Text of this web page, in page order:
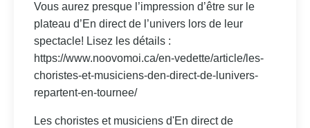
Vous aurez presque l’impression d’être sur le
plateau d’En direct de l’univers lors de leur
spectacle! Lisez les détails :
https://www.noovomoi.ca/en-vedette/article/les-
choristes-et-musiciens-den-direct-de-lunivers-
repartent-en-tournee/
Les choristes et musiciens d'En direct de